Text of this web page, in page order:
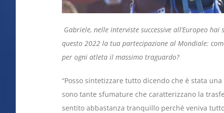
Gabriele, nelle interviste successive all’Europeo
questo 2022 la tua partecipazione al Mondiale:
per ogni atleta il massimo traguardo?
“Posso sintetizzare tutto dicendo che è stata
sono tante sfumature che caratterizzano la
sentito abbastanza tranquillo perché veniva